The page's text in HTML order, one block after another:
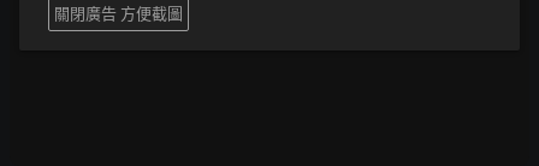
關閉廣告 方便截圖